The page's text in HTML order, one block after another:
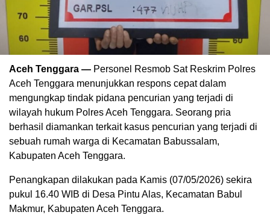
Aceh Tenggara — Personel Resmob Sat Reskrim Polres
Aceh Tenggara menunjukkan respons cepat dalam
mengungkap tindak pidana pencurian yang terjadi di
wilayah hukum Polres Aceh Tenggara. Seorang pria
berhasil diamankan terkait kasus pencurian yang terjadi di
sebuah rumah warga di Kecamatan Babussalam,
Kabupaten Aceh Tenggara.
Penangkapan dilakukan pada Kamis (07/05/2026) sekira
pukul 16.40 WIB di Desa Pintu Alas, Kecamatan Babul
Makmur, Kabupaten Aceh Tenggara.